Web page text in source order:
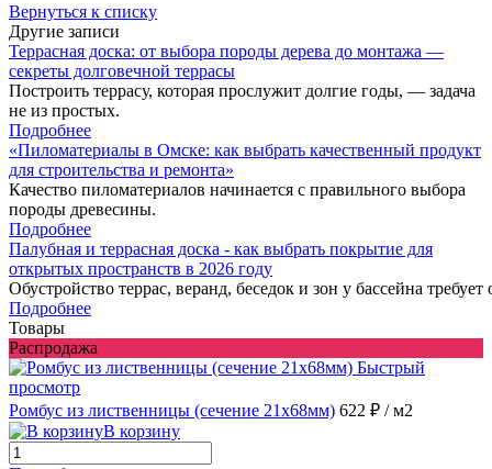
Вернуться к списку
Другие записи
Террасная доска: от выбора породы дерева до монтажа —
секреты долговечной террасы
Построить террасу, которая прослужит долгие годы, — задача
не из простых.
Подробнее
«Пиломатериалы в Омске: как выбрать качественный продукт
для строительства и ремонта»
Качество пиломатериалов начинается с правильного выбора
породы древесины.
Подробнее
Палубная и террасная доска - как выбрать покрытие для
открытых пространств в 2026 году
Обустройство террас, веранд, беседок и зон у бассейна
Подробнее
Товары
Распродажа
Быстрый
просмотр
Ромбус из лиственницы (сечение 21x68мм) 622 ₽ / м2
В корзину